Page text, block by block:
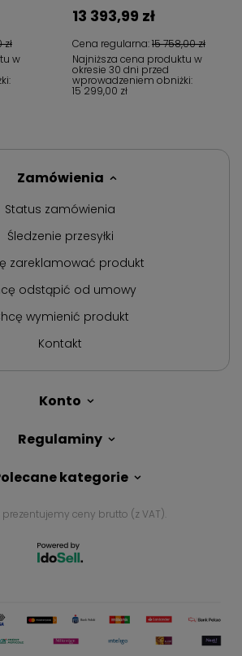
w
Cena regularna:15 758,00 zł
13 393,99 zł
Najniższa cena produktu w
okresie 30 dni przed
wprowadzeniem obniżki:
15 299,00 zł
Zamówienia
Status zamówienia
Śledzenie przesyłki
zareklamować produkt
odstąpić od umowy
wymienić produkt
Kontakt
Konto
Regulaminy
kategorie
prezentujemy ceny brutto (z VAT).